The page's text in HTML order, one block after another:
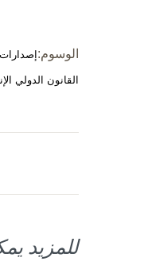
الوسوم: إصدارات
القانون الدولي
للمزيد